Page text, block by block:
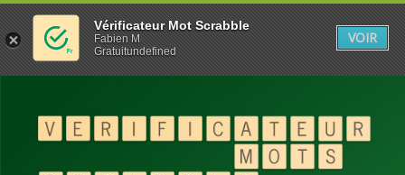
Vérificateur Mot Scrabble
Fabien M
Gratuitundefined
VOIR